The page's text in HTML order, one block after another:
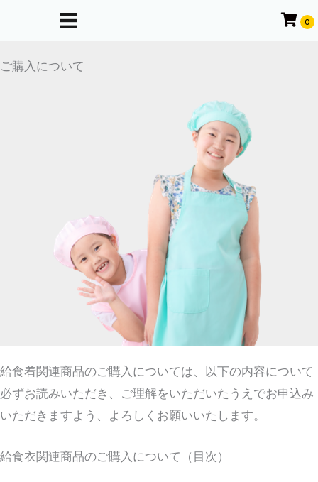
ス
0
ご購入について
給食着関連商品のご購入については、以下の内容について
必ずお読みいただき、ご理解をいただいたうえでお申込み
いただきますよう、よろしくお願いいたします。
給食衣関連商品のご購入について（目次）